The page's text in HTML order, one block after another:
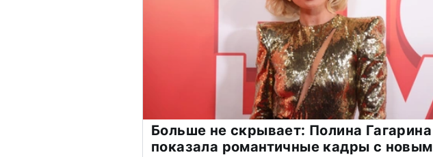
Больше не скрывает: Полина Гагарина
показала романтичные кадры с новым